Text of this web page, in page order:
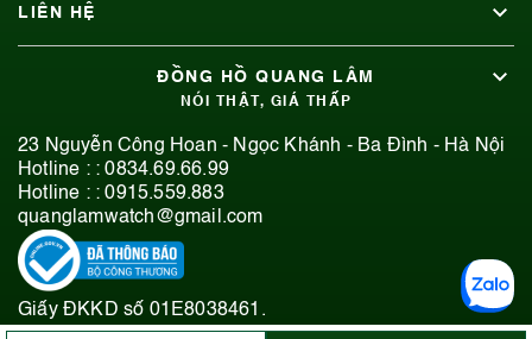
LIÊN HỆ
ĐỒNG HỒ QUANG LÂM
NÓI THẬT, GIÁ THẤP
23 Nguyễn Công Hoan - Ngọc Khánh - Ba Đình - Hà Nội
Hotline : :0834.69.66.99
Hotline : :0915.559.883
quanglamwatch@gmail.com
Giấy ĐKKD số 01E8038461.